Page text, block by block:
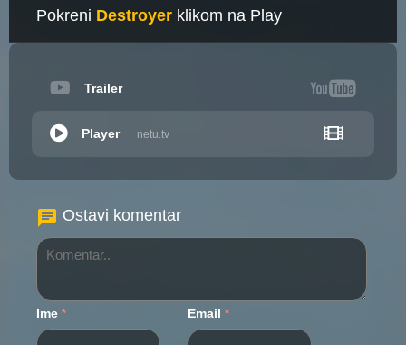
Pokreni Destroyer klikom na Play
Trailer
netu.tv
Player
Ostavi komentar
Ime * Email *